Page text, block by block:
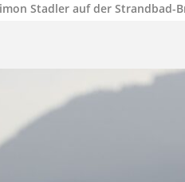
Klagenfurt
KDSG Sonnenstrom Klagenfurt
VDSG Sonnenstrom Villach
Kundenportal
Stadler auf der Strandbad-